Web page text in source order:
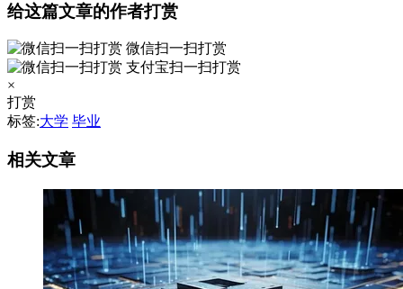
给这篇文章的作者打赏
微信扫一扫打赏
支付宝扫一扫打赏
×
打赏
标签:大学 毕业
相关文章